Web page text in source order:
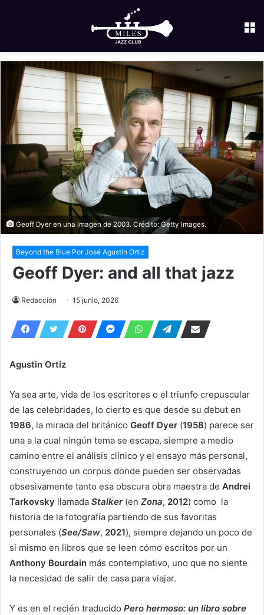
Geoff Dyer en una imagen de 2003. Crédito: Getty Images.
Beyond the Blue Por José Agustín Ortiz
Geoff Dyer: and all that jazz
Redacción 15 junio, 2026
Agustin Ortiz
Ya sea arte, vida de los escritores o el triunfo crepuscular
de las celebridades, lo cierto es que desde su debut en
1986, la mirada del británico Geoff Dyer (1958) parece ser
una a la cual ningún tema se escapa, siempre a medio
camino entre el análisis clínico y el ensayo más personal,
construyendo un corpus donde pueden ser observadas
obsesivamente tanto esa obscura obra maestra de Andrei
Tarkovsky llamada Stalker(en Zona, 2012) como la
historia de la fotografía partiendo de sus favoritas
personales (See/Saw, 2021), siempre dejando un poco de
si mismo en libros que se leen cómo escritos por un
Anthony Bourdain más contemplativo, uno que no siente
la necesidad de salir de casa para viajar.
Y es en el recién traducido Pero hermoso: un libro sobre